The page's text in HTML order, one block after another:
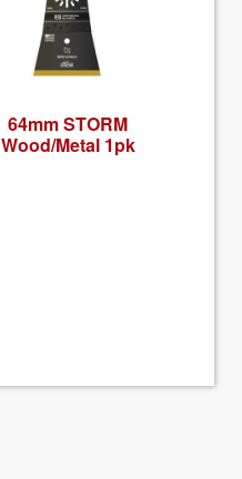
64mm STORM
Wood/Metal 1pk